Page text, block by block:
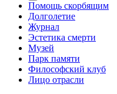
Помощь скорбящим
Долголетие
Журнал
Эстетика смерти
Музей
Парк памяти
Философский клуб
Лицо отрасли